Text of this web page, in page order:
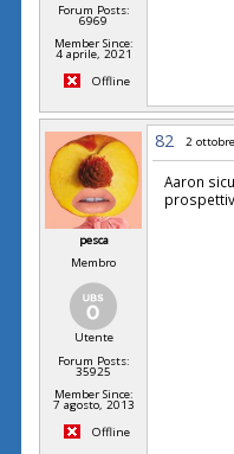
Forum Posts:
6969
Member Since:
4 aprile, 2021
Offline
pesca
Membro
Utente
Forum Posts:
35925
Member Since:
7 agosto, 2013
Offline
82 2
Aaron